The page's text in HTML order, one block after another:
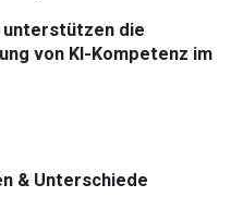
unterstützen die
von KI-Kompetenz im
& Unterschiede